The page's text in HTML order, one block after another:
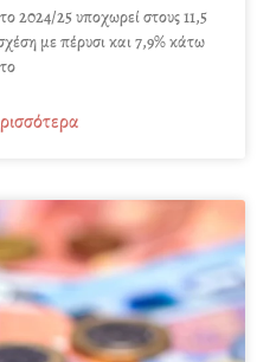
25 υποχωρεί στους 11,5
με πέρυσι και 7,9% κάτω